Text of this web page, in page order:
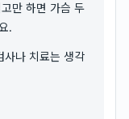
만 하면 가슴 두
.
사나 치료는 생각